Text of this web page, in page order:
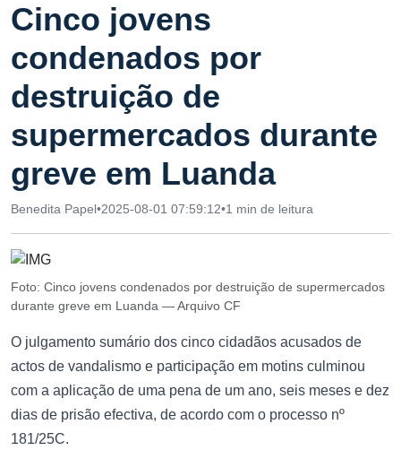
Cinco jovens
condenados por
destruição de
supermercados durante
greve em Luanda
Benedita Papel•2025-08-01 07:59:12•1 min de leitura
Foto: Cinco jovens condenados por destruição de supermercados
durante greve em Luanda — Arquivo CF
O julgamento sumário dos cinco cidadãos acusados de
actos de vandalismo e participação em motins culminou
com a aplicação de uma pena de um ano, seis meses e dez
dias de prisão efectiva, de acordo com o processo nº
181/25C.